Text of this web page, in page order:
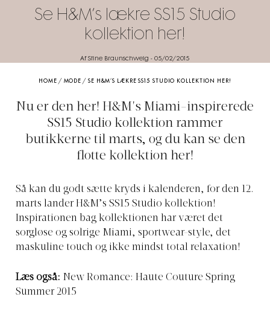
Se H&M’s lækre SS15 Studio
kollektion her!
Af Stine Braunschweig - 05/02/2015
HOME / MODE / SE H&M’S LÆKRE SS15 STUDIO KOLLEKTION HER!
Nu er den her! H&M's Miami-inspirerede
SS15 Studio kollektion rammer
butikkerne til marts, og du kan se den
flotte kollektion her!
Så kan du godt sætte kryds i kalenderen, for den 12.
marts lander H&M’s SS15 Studio kollektion!
Inspirationen bag kollektionen har været det
sorgløse og solrige Miami, sportwear-style, det
maskuline touch og ikke mindst total relaxation!
Læs også: New Romance: Haute Couture Spring
Summer 2015